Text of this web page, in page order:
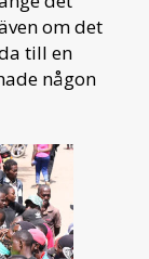
om det
till en
någon